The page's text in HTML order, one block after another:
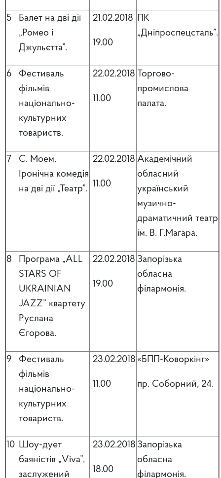
5
Балет на дві дії
„Ромео і
Джульєтта”.
21.02.2018
19.00
ПК
„Дніпроспецсталь”.
6
Фестиваль
фільмів
національно-
культурних
товариств.
22.02.2018
11.00
Торгово-
промислова
палата.
7
С. Моем.
Іронічна комедія
на дві дії „Театр”.
22.02.2018
11.00
Академічний
обласний
український
музично-
драматичний театр
ім. В. Г.Магара.
8
Програма „ALL
STARS OF
UKRAINIAN
JAZZ” квартету
Руслана
Єгорова.
22.02.2018
19.00
Запорізька
обласна
філармонія.
9
Фестиваль
фільмів
національно-
культурних
товариств.
23.02.2018
11.00
«БПП-Коворкінг»
пр. Соборний, 24.
10 Шоу-дует
баяністів „Viva”,
заслужений
23.02.2018
18.00
Запорізька
обласна
філармонія.